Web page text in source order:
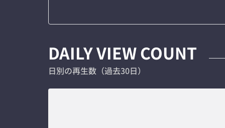
DAILY VIEW COUNT
日別の再生数（過去30日）